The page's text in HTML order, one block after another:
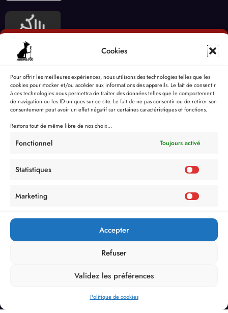
Cookies
Pour offrir les meilleures expériences, nous utilisons des technologies telles que les
cookies pour stocker et/ou accéder aux informations des appareils. Le fait de consentir
à ces technologies nous permettra de traiter des données telles que le comportement
de navigation ou les ID uniques sur ce site. Le fait de ne pas consentir ou de retirer son
consentement peut avoir un effet négatif sur certaines caractéristiques et fonctions.
Restons tout de même libre de nos choix...
Fonctionnel Toujours activé
Statistiques
Marketing
Accepter
Refuser
Validez les préférences
Politique de cookies